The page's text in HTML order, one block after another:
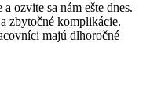
ozvite sa nám ešte dnes.
zbytočné komplikácie.
majú dlhoročné